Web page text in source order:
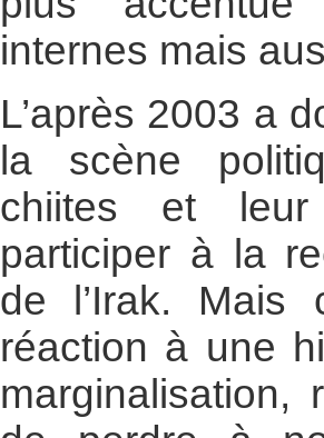
internes mais
L’après 2003 a
la scène
chiites et
participer à la
de l’Irak. Mais
réaction à une
marginalisation,